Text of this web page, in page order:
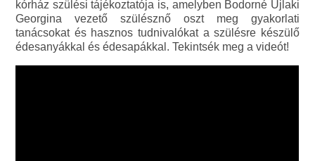
kórház szülési tájékoztatója is, amelyben Bodorné Ujlaki
Georgina vezető szülésznő oszt meg gyakorlati
tanácsokat és hasznos tudnivalókat a szülésre készülő
édesanyákkal és édesapákkal. Tekintsék meg a videót!